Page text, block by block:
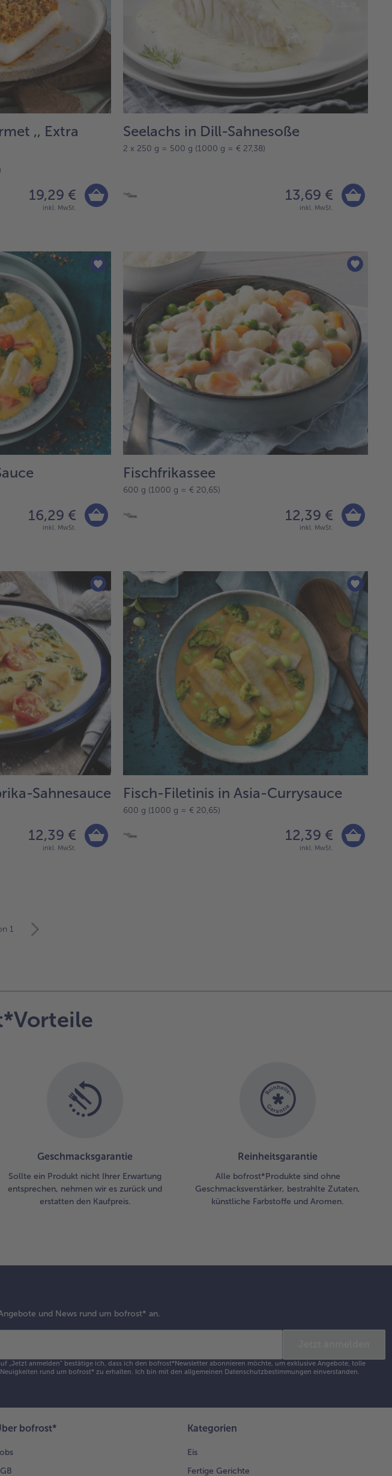
,, Extra
19,29 €
inkl. MwSt.
Seelachs in Dill-Sahnesoße
2 x 250 g = 500 g (1000 g = € 27,38)
13,69 €
inkl. MwSt.
16,29 €
inkl. MwSt.
Fischfrikassee
600 g (1000 g = € 20,65)
12,39 €
inkl. MwSt.
Sahnesauce
12,39 €
inkl. MwSt.
Fisch-Filetinis in Asia-Currysauce
600 g (1000 g = € 20,65)
12,39 €
inkl. MwSt.
1
Geschmacksgarantie
Sollte ein Produkt nicht Ihrer Erwartung
entsprechen, nehmen wir es zurück und
erstatten den Kaufpreis.
Reinheitsgarantie
Alle bofrost*Produkte sind ohne
Geschmacksverstärker, bestrahlte Zutaten,
künstliche Farbstoffe und Aromen.
und News rund um bofrost* an.
„Jetzt anmelden" bestätige ich, dass ich den bofrost*Newsletter abonnieren möchte, um exklusive Angebote, tolle
rund um bofrost* zu erhalten. Ich bin mit den allgemeinen Datenschutzbestimmungen einverstanden.
bofrost* Kategorien
Eis
Fertige Gerichte